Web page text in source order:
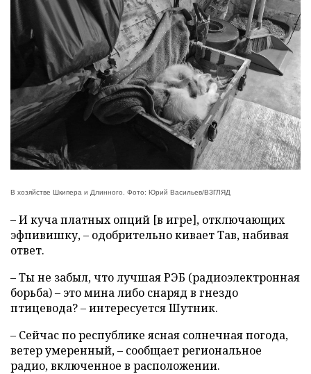
В хозяйстве Шкипера и Длинного. Фото: Юрий Васильев/ВЗГЛЯД
– И куча платных опций [в игре], отключающих
эфпивишку, – одобрительно кивает Тав, набивая
ответ.
– Ты не забыл, что лучшая РЭБ (радиоэлектронная
борьба) – это мина либо снаряд в гнездо
птицевода? – интересуется Шутник.
– Сейчас по республике ясная солнечная погода,
ветер умеренный, – сообщает региональное
радио, включенное в расположении.